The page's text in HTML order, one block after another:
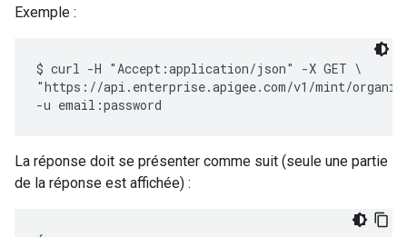
Exemple :
$ curl -H "Accept:application/json" -X GET \
"https://api.enterprise.apigee.com/v1/mint/
La réponse doit se présenter comme suit (seule une partie
de la réponse est affichée) :